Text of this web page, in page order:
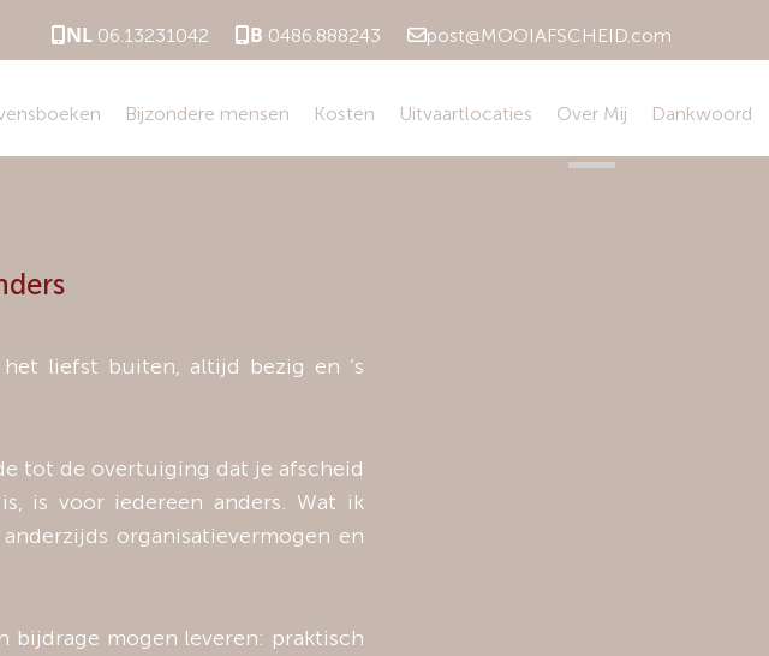
NL 06.13231042 B 0486.888243 post@MOOIAFSCHEID.com
Bijzondere mensen Kosten Uitvaartlocaties Over Mij Dankwoord
liefst buiten, altijd bezig en ’s
tot de overtuiging dat je afscheid
is voor iedereen anders. Wat ik
organisatievermogen en
bijdrage mogen leveren: praktisch